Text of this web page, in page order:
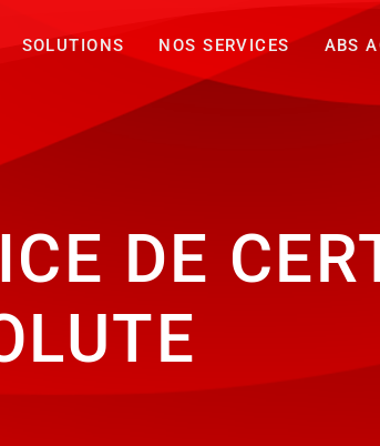
SOLUTIONS NOS SERVICES ABS
DE